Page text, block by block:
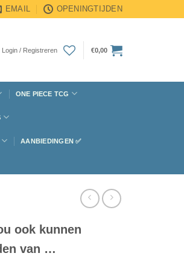
EMAIL OPENINGTIJDEN
Login / Registreren €0,00
ONE PIECE TCG
AANBIEDINGEN ✅
ook kunnen
van …